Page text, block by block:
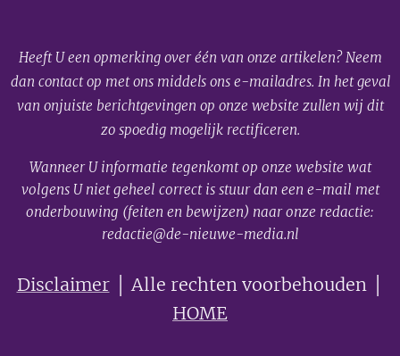
Heeft U een opmerking over één van onze artikelen? Neem
dan contact op met ons middels ons e-mailadres. In het geval
van onjuiste berichtgevingen op onze website zullen wij dit
zo spoedig mogelijk rectificeren.
Wanneer U informatie tegenkomt op onze website wat
volgens U niet geheel correct is stuur dan een e-mail met
onderbouwing (feiten en bewijzen) naar onze redactie:
redactie@de-nieuwe-media.nl
Disclaimer│ Alle rechten voorbehouden │
HOME